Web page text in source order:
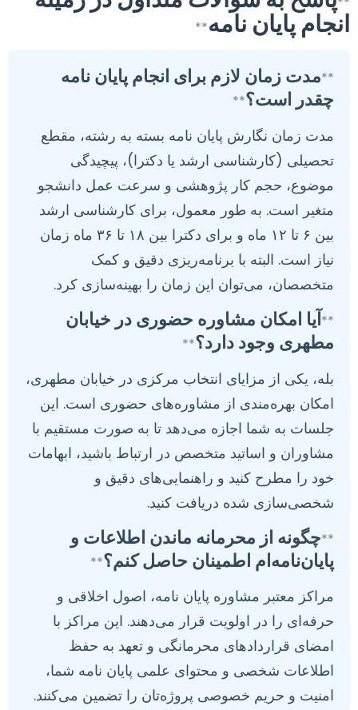
انجام پایان نامه**
**مدت زمان لازم برای انجام پایان نامه
چقدر است؟**
مدت زمان نگارش پایان نامه بسته به رشته، مقطع
تحصیلی (کارشناسی ارشد یا دکترا)، پیچیدگی
موضوع، حجم کار پژوهشی و سرعت عمل دانشجو
متغیر است. به طور معمول، برای کارشناسی ارشد
بین ۶ تا ۱۲ ماه و برای دکترا بین ۱۸ تا ۳۶ ماه زمان
نیاز است. البته با برنامه‌ریزی دقیق و کمک
متخصصان، می‌توان این زمان را بهینه‌سازی کرد.
**آیا امکان مشاوره حضوری در خیابان
مطهری وجود دارد؟**
بله، یکی از مزایای انتخاب مرکزی در خیابان مطهری،
امکان بهره‌مندی از مشاوره‌های حضوری است. این
جلسات به شما اجازه می‌دهد تا به صورت مستقیم با
مشاوران و اساتید متخصص در ارتباط باشید، ابهامات
خود را مطرح کنید و راهنمایی‌های دقیق و
شخصی‌سازی شده دریافت کنید.
**چگونه از محرمانه ماندن اطلاعات و
پایان‌نامه‌ام اطمینان حاصل کنم؟**
مراکز معتبر مشاوره پایان نامه، اصول اخلاقی و
حرفه‌ای را در اولویت قرار می‌دهند. این مراکز با
امضای قراردادهای محرمانگی و تعهد به حفظ
اطلاعات شخصی و محتوای علمی پایان نامه شما،
امنیت و حریم خصوصی پروژه‌تان را تضمین می‌کنند.